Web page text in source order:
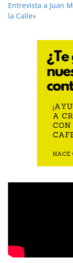
Entrevista a Juan
la Calle»